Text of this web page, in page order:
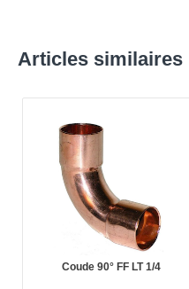
Articles similaires
Coude 90° FF LT 1/4